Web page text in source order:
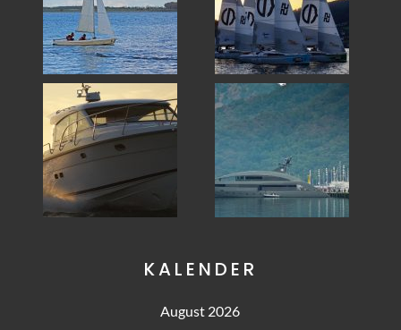
KALENDER
August 2026